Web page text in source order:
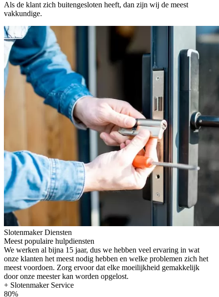
Als de klant zich buitengesloten heeft, dan zijn wij de meest
vakkundige.
Slotenmaker Diensten
Meest populaire hulpdiensten
We werken al bijna 15 jaar, dus we hebben veel ervaring in wat
onze klanten het meest nodig hebben en welke problemen zich het
meest voordoen. Zorg ervoor dat elke moeilijkheid gemakkelijk
door onze meester kan worden opgelost.
+ Slotenmaker Service
80%